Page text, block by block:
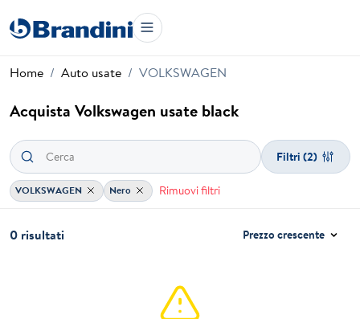
Home Auto usate VOLKSWAGEN
Acquista Volkswagen usate black
Filtri (2)
VOLKSWAGEN Nero Rimuovi filtri
0 risultati Prezzo crescente